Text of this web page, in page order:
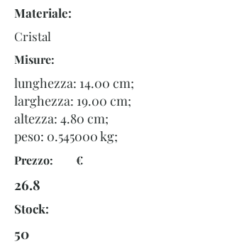
Materiale:
Cristal
Misure:
lunghezza: 14.00 cm;
larghezza: 19.00 cm;
altezza: 4.80 cm;
peso: 0.545000kg;
Prezzo: €
26.8
Stock:
50